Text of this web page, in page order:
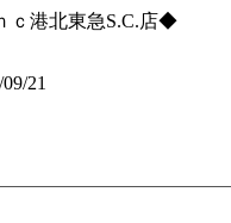
ｃ港北東急S.C.店◆
21